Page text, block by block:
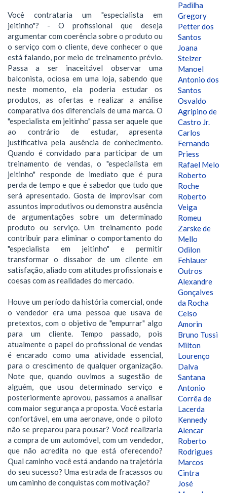
Você contrataria um "especialista em
jeitinho"? - O profissional que deseja
argumentar com coerência sobre o produto ou
o serviço com o cliente, deve conhecer o que
está falando, por meio de treinamento prévio.
Passa a ser inaceitável observar uma
balconista, ociosa em uma loja, sabendo que
neste momento, ela poderia estudar os
produtos, as ofertas e realizar a análise
comparativa dos diferenciais de uma marca. O
"especialista em jeitinho" passa ser aquele que
ao contrário de estudar, apresenta
justificativa pela ausência de conhecimento.
Quando é convidado para participar de um
treinamento de vendas, o "especialista em
jeitinho" responde de imediato que é pura
perda de tempo e que é sabedor que tudo que
será apresentado. Gosta de improvisar com
assuntos improdutivos ou demonstra ausência
de argumentações sobre um determinado
produto ou serviço. Um treinamento pode
contribuir para eliminar o comportamento do
"especialista em jeitinho" e permitir
transformar o dissabor de um cliente em
satisfação, aliado com atitudes profissionais e
coesas com as realidades do mercado.
Houve um período da história comercial, onde
o vendedor era uma pessoa que usava de
pretextos, com o objetivo de "empurrar" algo
para um cliente. Tempo passado, pois
atualmente o papel do profissional de vendas
é encarado como uma atividade essencial,
para o crescimento de qualquer organização.
Note que, quando ouvimos a sugestão de
alguém, que usou determinado serviço e
posteriormente aprovou, passamos a analisar
com maior segurança a proposta. Você estaria
confortável, em uma aeronave, onde o piloto
não se preparou para pousar? Você realizaria
a compra de um automóvel, com um vendedor,
que não acredita no que está oferecendo?
Qual caminho você está andando na trajetória
do seu sucesso? Uma estrada de fracassos ou
um caminho de conquistas com motivação?
Padilha
Gregory
Petter dos
Santos
Joana
Stelzer
Manoel
Antonio dos
Santos
Osvaldo
Agripino de
Castro Jr.
Carlos
Fernando
Priess
Rafael Melo
Roberto
Roche
Roberto
Veiga
Romeu
Zarske de
Mello
Odilon
Fehlauer
Outros
Alexandre
Gonçalves
da Rocha
Celso
Amorin
Bruno Tussi
Milton
Lourenço
Dalva
Santana
Antonio
Corrêa de
Lacerda
Kennedy
Alencar
Roberto
Rodrigues
Marcos
Cintra
José